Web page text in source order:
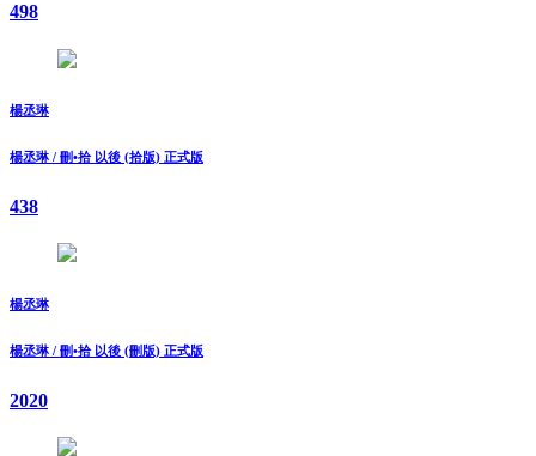
498
楊丞琳
楊丞琳 / 刪•拾 以後 (拾版) 正式版
438
楊丞琳
楊丞琳 / 刪•拾 以後 (刪版) 正式版
2020